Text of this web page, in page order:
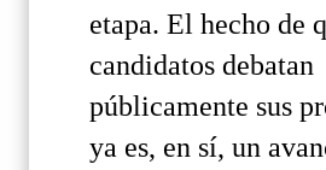
etapa. El hecho de
candidatos debatan
públicamente sus
ya es, en sí, un